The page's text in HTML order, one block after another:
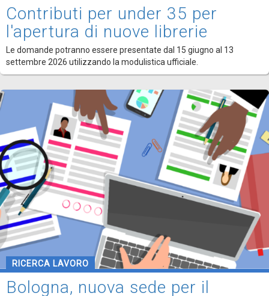
Contributi per under 35 per
l'apertura di nuove librerie
Le domande potranno essere presentate dal 15 giugno al 13
settembre 2026 utilizzando la modulistica ufficiale.
RICERCA LAVORO
Bologna, nuova sede per il